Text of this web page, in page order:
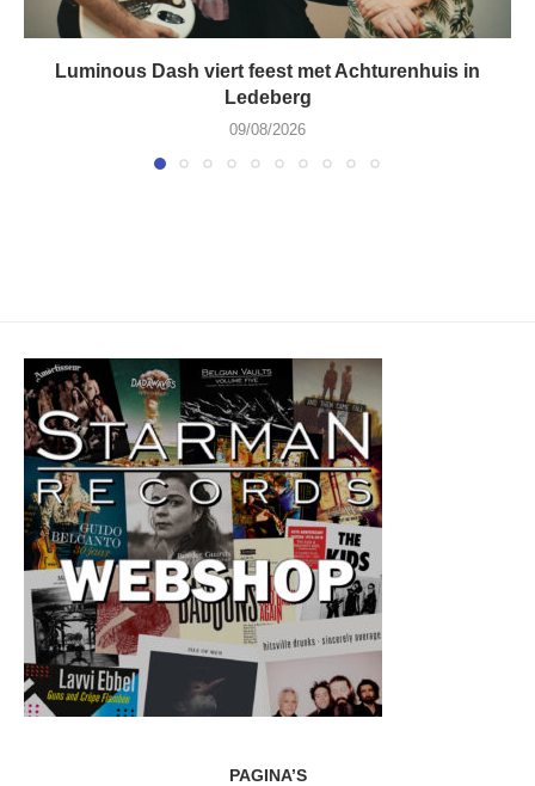
Luminous Dash viert feest met Achturenhuis in
Ledeberg
09/08/2026
PAGINA’S